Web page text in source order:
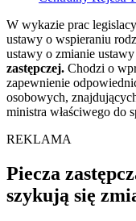
W wykazie prac
ustawy o wspieraniu
ustawy o zmianie
zastępczej. Chodzi o
zapewnienie
osobowych,
ministra właściwego do
REKLAMA
Piecza
szykują się